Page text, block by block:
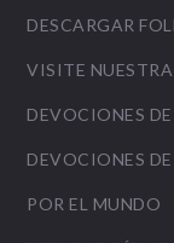
DESCARGAR
VISITE
DEVOCIONES
DEVOCIONES
POR EL MUNDO